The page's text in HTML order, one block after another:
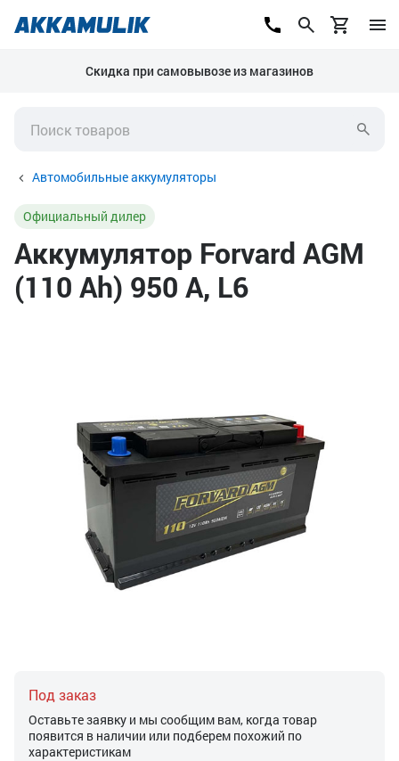
Скидка при самовывозе из магазинов
Автомобильные аккумуляторы
Официальный дилер
Аккумулятор Forvard AGM
(110 Ah) 950 А, L6
Под заказ
Оставьте заявку и мы сообщим вам, когда товар
появится в наличии или подберем похожий по
характеристикам